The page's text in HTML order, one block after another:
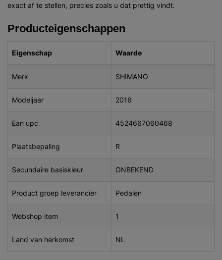
exact af te stellen, precies zoals u dat prettig vindt.
Producteigenschappen
Eigenschap Waarde
Merk SHIMANO
Modeljaar 2016
Ean upc 4524667060468
Plaatsbepaling R
Secundaire basiskleur ONBEKEND
Product groep leverancier Pedalen
Webshop item 1
Land van herkomst NL